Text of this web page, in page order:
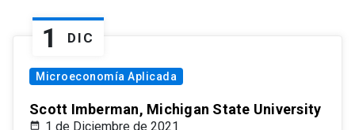
1 DIC
Microeconomía Aplicada
Scott Imberman, Michigan State University
1 de Diciembre de 2021